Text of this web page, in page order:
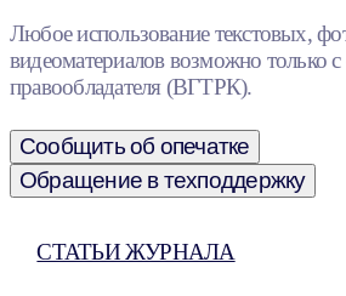
Любое использование текстовых,
видеоматериалов возможно только с
правообладателя (ВГТРК).
Сообщить об опечатке
Обращение в техподдержку
СТАТЬИ ЖУРНАЛА